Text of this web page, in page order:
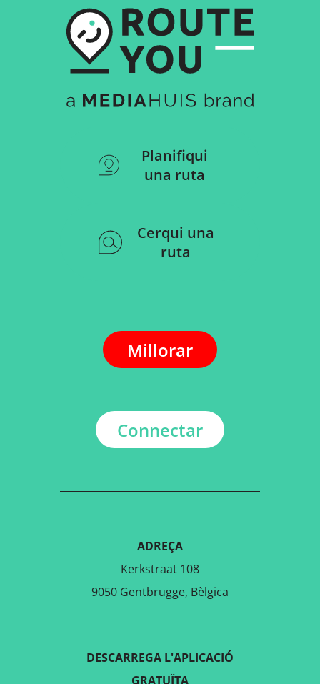
Planifiqui
una ruta
Cerqui una
ruta
Millorar
Connectar
ADREÇA
Kerkstraat 108
9050 Gentbrugge, Bèlgica
DESCARREGA L'APLICACIÓ
GRATUÏTA